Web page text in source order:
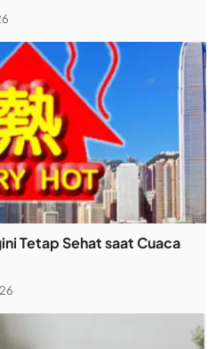
Tetap Sehat saat Cuaca